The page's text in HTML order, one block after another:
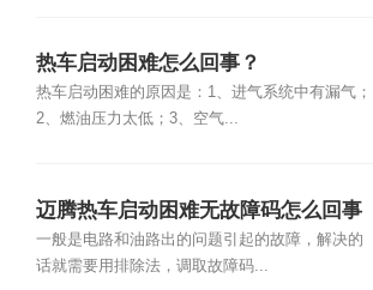
热车启动困难怎么回事？
热车启动困难的原因是：1、进气系统中有漏气；
2、燃油压力太低；3、空气...
迈腾热车启动困难无故障码怎么回事
一般是电路和油路出的问题引起的故障，解决的
话就需要用排除法，调取故障码...